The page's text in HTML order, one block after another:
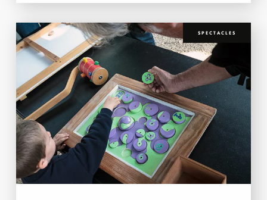
SPECTACLES